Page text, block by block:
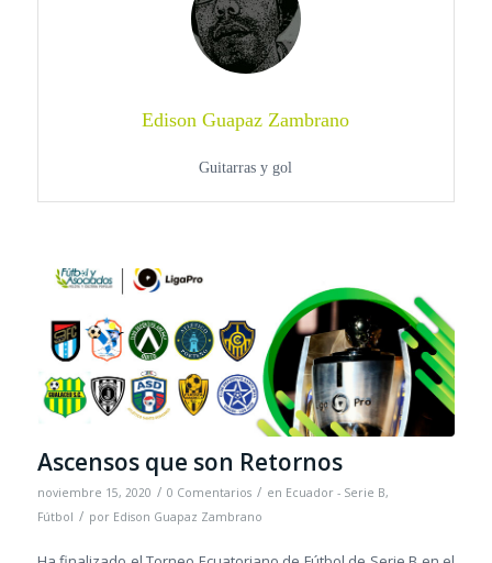
Edison Guapaz Zambrano
Guitarras y gol
Ascensos que son Retornos
noviembre 15, 2020 / 0 Comentarios / en Ecuador - Serie B,
Fútbol / por Edison Guapaz Zambrano